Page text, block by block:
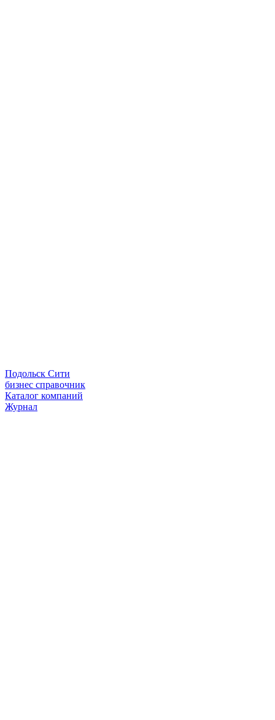
Подольск Сити
бизнес справочник
Каталог компаний
Журнал